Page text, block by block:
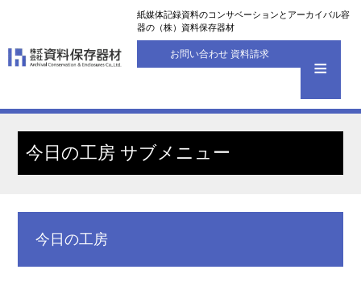
紙媒体記録資料のコンサベーションとアーカイバル容
器の（株）資料保存器材
お問い合わせ 資料請求
今日の工房 サブメニュー
今日の工房